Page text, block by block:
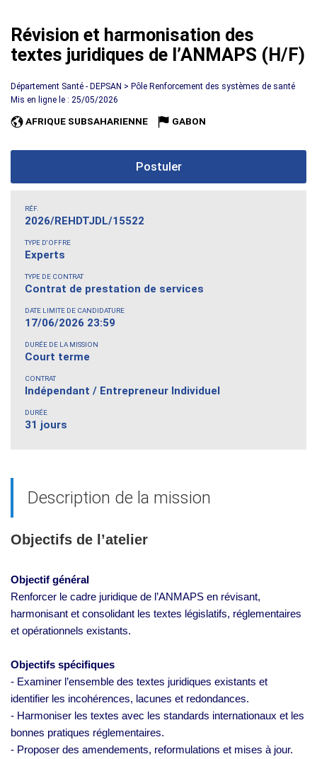
Révision et harmonisation des
textes juridiques de l’ANMAPS (H/F)
Département Santé - DEPSAN > Pôle Renforcement des systèmes de santé
Mis en ligne le : 25/05/2026
AFRIQUE SUBSAHARIENNE GABON
Postuler
RÉF.
2026/REHDTJDL/15522
TYPE D'OFFRE
Experts
TYPE DE CONTRAT
Contrat de prestation de services
DATE LIMITE DE CANDIDATURE
17/06/2026 23:59
DURÉE DE LA MISSION
Court terme
CONTRAT
Indépendant / Entrepreneur Individuel
DURÉE
31 jours
Description de la mission
Objectifs de l’atelier
Objectif général
Renforcer le cadre juridique de l’ANMAPS en révisant,
harmonisant et consolidant les textes législatifs, réglementaires
et opérationnels existants.
Objectifs spécifiques
- Examiner l’ensemble des textes juridiques existants et
identifier les incohérences, lacunes et redondances.
- Harmoniser les textes avec les standards internationaux et les
bonnes pratiques réglementaires.
- Proposer des amendements, reformulations et mises à jour.